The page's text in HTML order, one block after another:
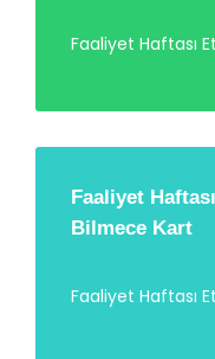
Faaliyet Haftası
Faaliyet
Bilmece Kart
Faaliyet Haftası